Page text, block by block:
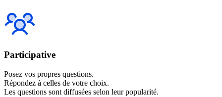
Participative
Posez vos propres questions.
Répondez à celles de votre choix.
Les questions sont diffusées selon leur popularité.